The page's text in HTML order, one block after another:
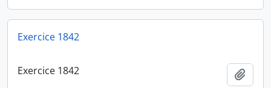
Exercice 1842
Exercice 1842